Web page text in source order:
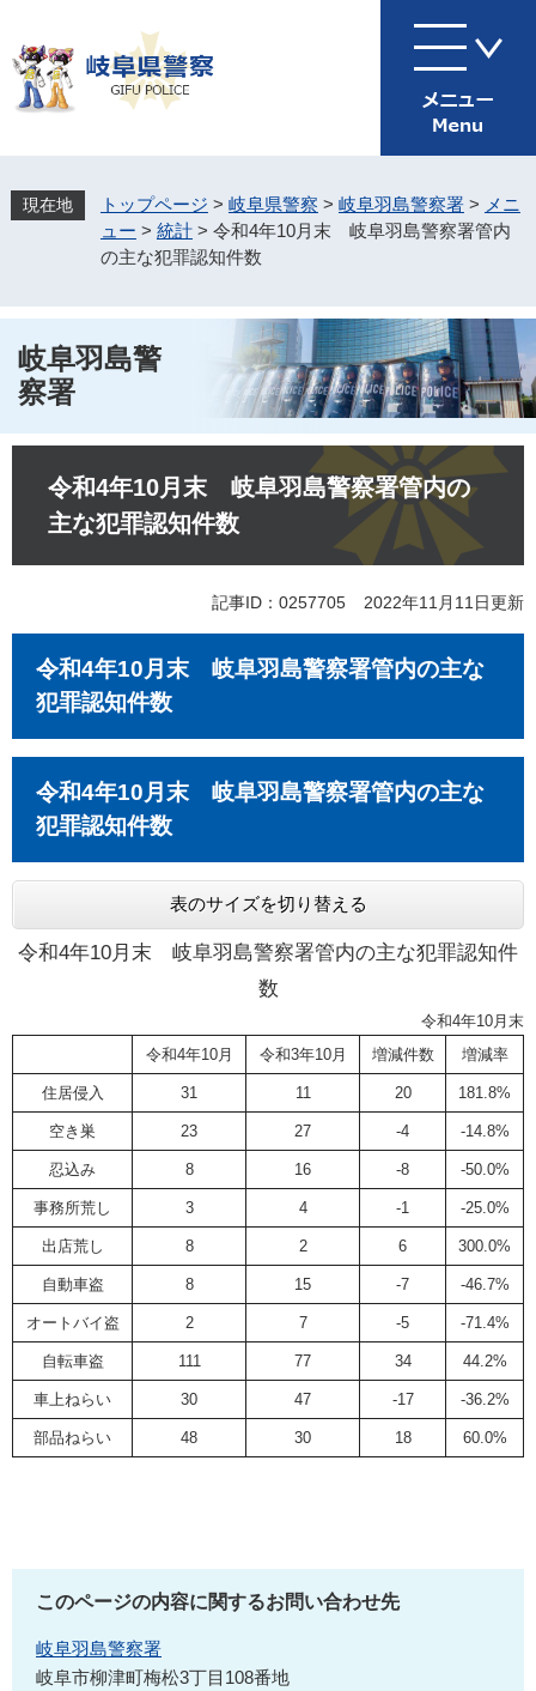
ジ
先
す
ュ
を
し
トップページ > 岐阜県警察 > 岐阜羽島警察署 > メニ
ュー > 統計> 令和4年10月末 岐阜羽島警察署管内
の主な犯罪認知件数
岐阜羽島警
察署
令和4年10月末 岐阜羽島警察署管内の
主な犯罪認知件数
記事ID：0257705 2022年11月11日更新
令和4年10月末 岐阜羽島警察署管内の主な
犯罪認知件数
令和4年10月末 岐阜羽島警察署管内の主な
犯罪認知件数
表のサイズを切り替える
令和4年10月末 岐阜羽島警察署管内の主な犯罪認知件
数
令和4年10月末
令和4年10月
令和3年10月 増減件数 増減率
住居侵入 31 11 20 181.8%
空き巣 23 27 -4 -14.8%
忍込み 8 16 -8 -50.0%
事務所荒し 3 4 -1 -25.0%
出店荒し 8 2 6 300.0%
自動車盗 8 15 -7 -46.7%
オートバイ盗 2 7 -5 -71.4%
自転車盗 111 77 34 44.2%
車上ねらい 30 47 -17 -36.2%
部品ねらい 48 30 18 60.0%
このページの内容に関するお問い合わせ先
岐阜羽島警察署
岐阜市柳津町梅松3丁目108番地